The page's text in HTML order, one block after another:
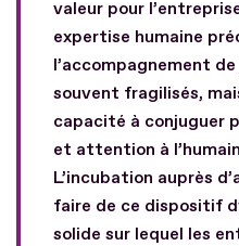
valeur pour
expertise humaine
l’accompagnement
souvent fragilisés,
capacité à conjuguer
et attention à
L’incubation auprès
faire de ce dispositif
solide sur lequel les